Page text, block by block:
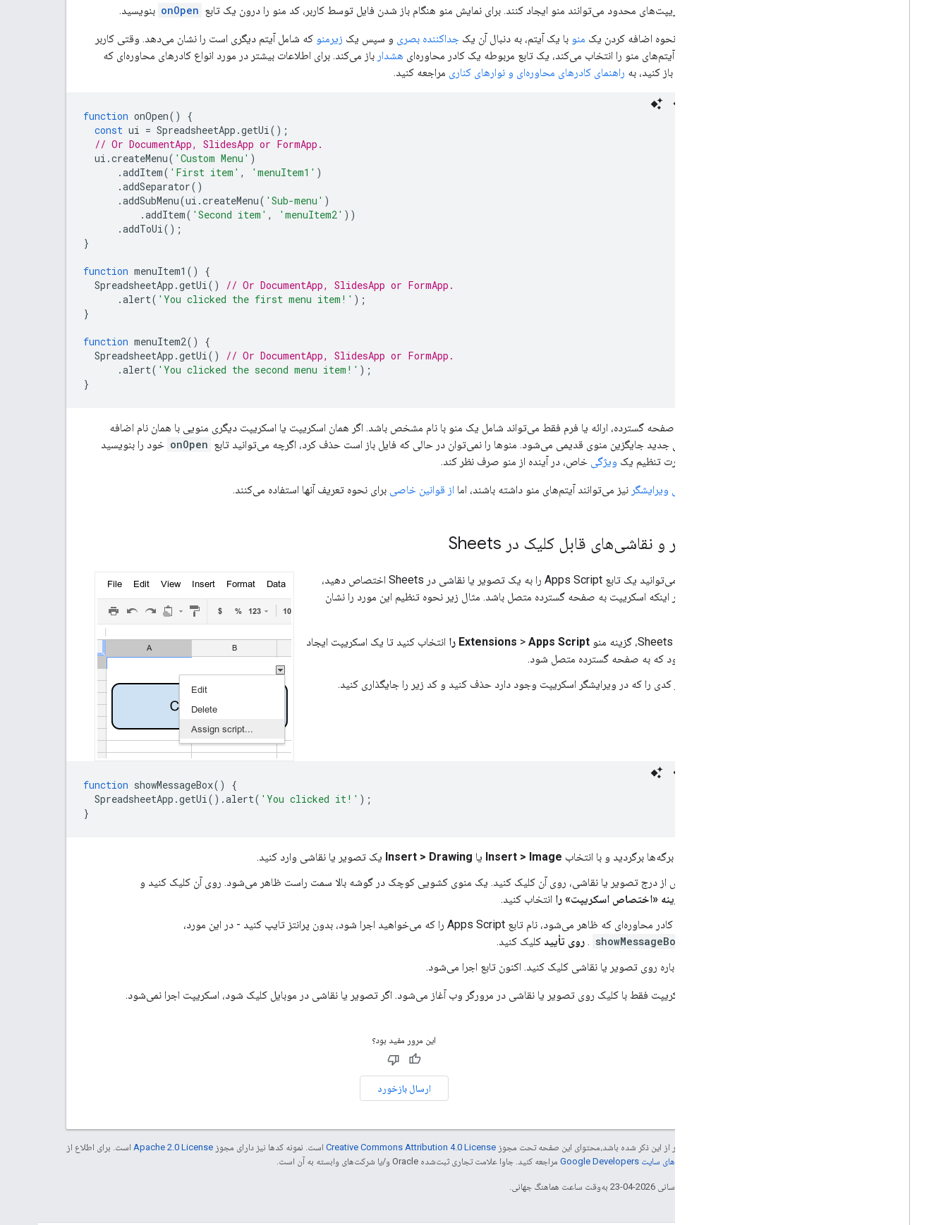
فقط اسکریپت‌های محدود می‌توانند منو ایجاد کنند. برای نمایش منو هنگام باز شدن فایل توسط کاربر، کد منو را درون یک تابع onOpen بنویسید.
مثال زیر نحوه اضافه کردن یک منو با یک آیتم، به دنبال آن یک جداکننده بصری و سپس یک زیرمنو که شامل آیتم دیگری است را نشان می‌دهد. وقتی کاربر
هر یک از آیتم‌های منو را انتخاب می‌کند، یک تابع مربوطه یک کادر محاوره‌ای هشدار باز می‌کند. برای اطلاعات بیشتر در مورد انواع کادرهای محاوره‌ای که
می‌توانید باز کنید، به راهنمای کادرهای محاوره‌ای و نوارهای کناری مراجعه کنید.
function onOpen()
{
const ui = SpreadsheetApp .getUi ();
// Or DocumentApp, SlidesApp or FormApp.
ui .createMenu( 'Custom Menu' )
.addItem( 'First item' , 'menuItem1' )
.addSeparator()
.addSubMenu(ui .createMenu( 'Sub-menu' )
.addItem( 'Second item' , 'menuItem2' ))
.addToUi ();
}
function menuItem1 ()
{
SpreadsheetApp .getUi ()
// Or DocumentApp, SlidesApp or FormApp.
.alert( 'You clicked the first menu item!' );
}
function menuItem2()
{
SpreadsheetApp .getUi ()
// Or DocumentApp, SlidesApp or FormApp.
.alert( 'You clicked the second menu item!' );
}
یک سند، صفحه گسترده، ارائه یا فرم فقط می‌تواند شامل یک منو با نام مشخص باشد. اگر همان اسکریپت یا اسکریپت دیگری منویی با همان نام اضافه
کند، منوی جدید جایگزین منوی قدیمی می‌شود. منوها را نمی‌توان در حالی که فایل باز است حذف کرد، اگرچه می‌توانید تابع onOpen خود را بنویسید
تا در صورت تنظیم یک ویژگی خاص، در آینده از منو صرف نظر کند.
افزونه‌های ویرایشگر نیز می‌توانند آیتم‌های منو داشته باشند، اما از قوانین خاصی برای نحوه تعریف آنها استفاده می‌کنند.
تصاویر و نقاشی‌های قابل کلیک در Sheets
همچنین می‌توانید یک تابع Apps Script را به یک تصویر یا نقاشی در Sheets اختصاص دهید،
مشروط بر اینکه اسکریپت به صفحه گسترده متصل باشد. مثال زیر نحوه تنظیم این مورد را نشان
Extensions > Apps Script را
انتخاب کنید تا یک اسکریپت ایجاد
شود که به صفحه گسترده متصل شود.
هر کدی را که در ویرایشگر اسکریپت وجود دارد حذف کنید و کد زیر را جایگذاری کنید.
function showMessageBox()
{
SpreadsheetApp .getUi ().alert( 'You clicked it!' );
}
به برگه‌ها برگردید و با انتخاب Insert > Image یا Insert > Drawing یک تصویر یا نقاشی وارد کنید.
پس از درج تصویر یا نقاشی، روی آن کلیک کنید. یک منوی کشویی کوچک در گوشه بالا سمت راست ظاهر می‌شود. روی آن کلیک کنید و
گزینه «اختصاص اسکریپت» را انتخاب کنید.
در کادر محاوره‌ای که ظاهر می‌شود، نام تابع Apps Script را که می‌خواهید اجرا شود، بدون پرانتز تایپ کنید - در این مورد،
showMessageBox
. روی تأیید کلیک کنید.
دوباره روی تصویر یا نقاشی کلیک کنید. اکنون تابع اجرا می‌شود.
اجرای اسکریپت فقط با کلیک روی تصویر یا نقاشی در مرورگر وب آغاز می‌شود. اگر تصویر یا نقاشی در موبایل کلیک شود، اسکریپت اجرا نمی‌شود.
این مرور مفید بود؟
ارسال بازخورد
جز در مواردی که غیر از این ذکر شده باشد،‌محتوای این صفحه تحت مجوز Creative Commons Attribution 4.0 License است. نمونه کدها نیز دارای مجوز Apache 2.0 License است. برای اطلاع از
خطمشی‌های سایت Google Developers‏ مراجعه کنید. جاوا علامت تجاری ثبت‌شده Oracle و/یا شرکت‌های وابسته به آن است.
تاریخ آخرین به‌روزرسانی 2026-04-23 به‌وقت ساعت هماهنگ جهانی.